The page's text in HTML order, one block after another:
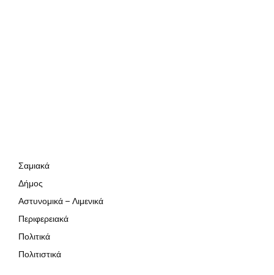
Σαμιακά
Δήμος
Αστυνομικά – Λιμενικά
Περιφερειακά
Πολιτικά
Πολιτιστικά